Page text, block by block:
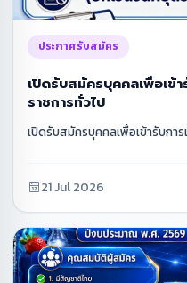
ประกาศรับสมัคร
เปิดรับสมัครบุคคลเพื่อเข้
ราชการทั่วไป
เปิดรับสมัครบุคคลเพื่อเข้ารับกา
21 Jul 2026